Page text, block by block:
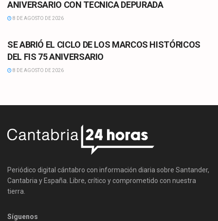
ANIVERSARIO CON TECNICA DEPURADA
8 DE AGOSTO DE 2026
SE ABRIÓ EL CICLO DE LOS MARCOS HISTÓRICOS
DEL FIS 75 ANIVERSARIO
8 DE AGOSTO DE 2026
Periódico digital cántabro con información diaria sobre Santander,
Cantabria y España. Libre, crítico y comprometido con nuestra
tierra.
Síguenos